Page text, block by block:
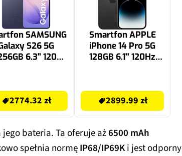
SAMSUNG
S26 5G
6.3" 120Hz
2774.32 zł
Smartfon APPLE
iPhone 14 Pro 5G
128GB 6.1'' 120Hz
2899.99 zł
bateria. Ta oferuje aż6500 mAh
spełnia normęIP68/IP69Ki jest odporny